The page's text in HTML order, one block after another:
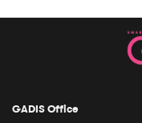
GADIS Office